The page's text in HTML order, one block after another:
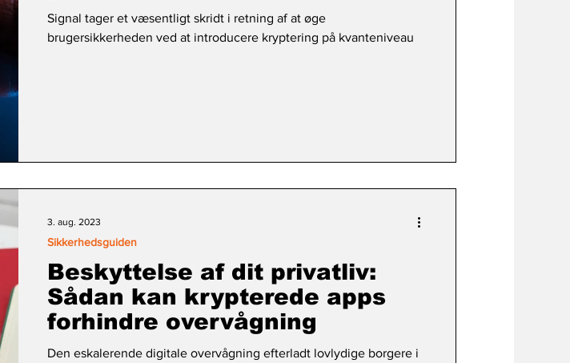
Signal tager et væsentligt skridt i retning af at øge
brugersikkerheden ved at introducere kryptering på kvanteniveau
Beskyttelse af dit privatliv:
Sådan kan krypterede apps
forhindre overvågning
Den eskalerende digitale overvågning efterladt lovlydige borgere i
Sikkerhedsguiden
3. aug. 2023